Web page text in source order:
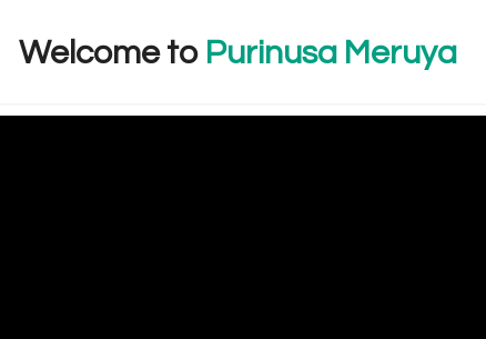
Welcometo Purinusa Meruya